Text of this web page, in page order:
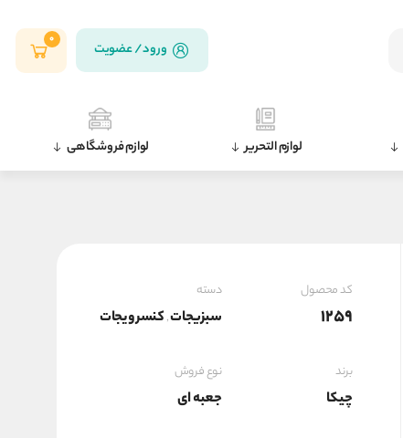
ورود / عضویت
0
لوازم التحریر لوازم فروشگاهی
کد محصول
1259
دسته
سبزیجات,کنسرویجات
برند
چیکا
نوع فروش
جعبه ای